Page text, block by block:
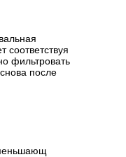
фильтровать
после